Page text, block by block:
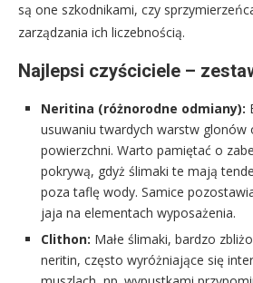
są one szkodnikami, czy
zarządzania ich liczebnością.
Najlepsi czyściciele –
Neritina (różnorodne odmiany):
usuwaniu twardych warstw glonów
powierzchni. Warto pamiętać o
pokrywą, gdyż ślimaki te mają
poza taflę wody. Samice
jaja na elementach wyposażenia.
Clithon: Małe ślimaki, bardzo
neritin, często wyróżniające się